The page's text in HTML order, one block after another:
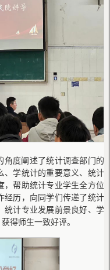
角度阐述了统计调查部门的
、学统计的重要意义、统计
，帮助统计专业学生全方位
经历，向同学们传递了统计
统计专业发展前景良好、学
得师生一致好评。